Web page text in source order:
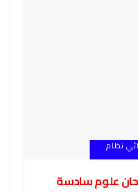
نظام
علوم سادسة